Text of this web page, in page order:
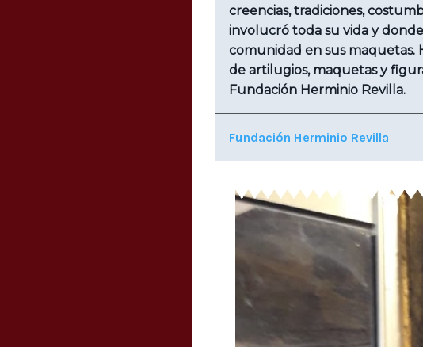
creencias, tradiciones,
involucró toda su vida y
comunidad en sus maquetas.
de artilugios, maquetas y
Fundación Herminio Revilla.
Fundación Herminio Revilla